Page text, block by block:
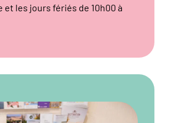
et les jours fériés de 10h00 à